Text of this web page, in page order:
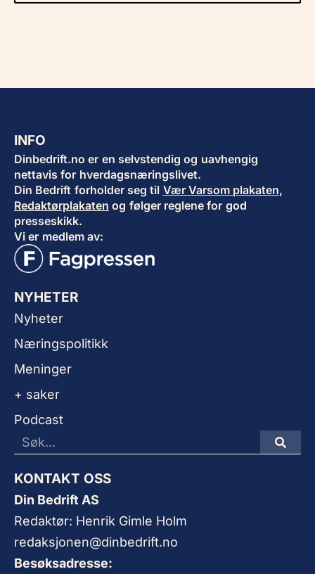
INFO
Dinbedrift.no er en selvstendig og uavhengig
nettavis for hverdagsnæringslivet.
Din Bedrift forholder seg til Vær Varsom plakaten,
Redaktørplakaten og følger reglene for god
presseskikk.
Vi er medlem av:
NYHETER
Nyheter
Næringspolitikk
Meninger
+ saker
Podcast
KONTAKT OSS
Din Bedrift AS
Redaktør: Henrik Gimle Holm
redaksjonen@dinbedrift.no
Besøksadresse: